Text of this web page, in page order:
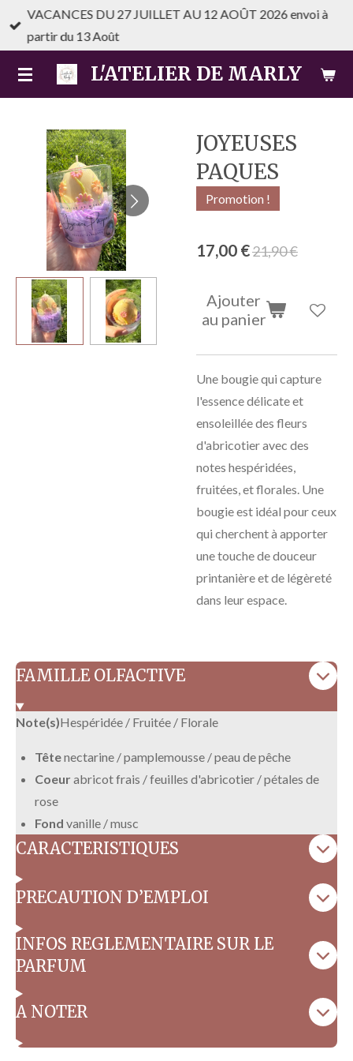
Passer
principal
L'ATELIER DE MARLY
VACANCES DU 27 JUILLET AU 12 AOÛT 2026 envoi à
partir du 13 Août
JOYEUSES
PAQUES
Promotion !
17,00 €21,90 €
Ajouter
au panier
Une bougie qui capture
l'essence délicate et
ensoleillée des fleurs
d'abricotier avec des
notes hespéridées,
fruitées, et florales. Une
bougie est idéal pour ceux
qui cherchent à apporter
une touche de douceur
printanièreet de légèreté
dans leur espace.
FAMILLE OLFACTIVE
Note(s)Hespéridée / Fruitée / Florale
Têtenectarine / pamplemousse / peau de pêche
Coeurabricot frais / feuilles d'abricotier / pétales de
rose
Fond vanille / musc
CARACTERISTIQUES
PRECAUTION D’EMPLOI
INFOS REGLEMENTAIRE SUR LE
PARFUM
A NOTER